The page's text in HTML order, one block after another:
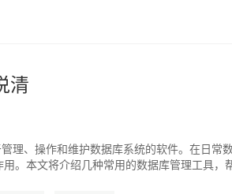
清
理、操作和维护数据库系统的软件。在日常
。本文将介绍几种常用的数据库管理工具，